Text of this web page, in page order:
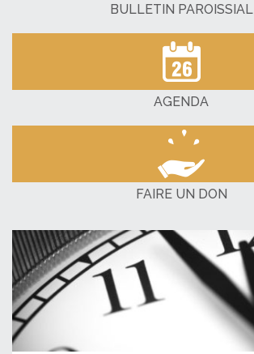
BULLETIN PAROISSIAL
AGENDA
FAIRE UN DON